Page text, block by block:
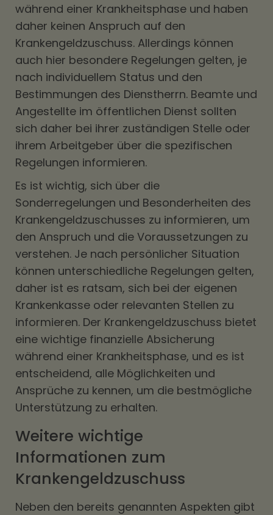
während einer Krankheitsphase und haben
daher keinen Anspruch auf den
Krankengeldzuschuss. Allerdings können
auch hier besondere Regelungen gelten, je
nach individuellem Status und den
Bestimmungen des Dienstherrn. Beamte und
Angestellte im öffentlichen Dienst sollten
sich daher bei ihrer zuständigen Stelle oder
ihrem Arbeitgeber über die spezifischen
Regelungen informieren.
Es ist wichtig, sich über die
Sonderregelungen und Besonderheiten des
Krankengeldzuschusses zu informieren, um
den Anspruch und die Voraussetzungen zu
verstehen. Je nach persönlicher Situation
können unterschiedliche Regelungen gelten,
daher ist es ratsam, sich bei der eigenen
Krankenkasse oder relevanten Stellen zu
informieren. Der Krankengeldzuschuss bietet
eine wichtige finanzielle Absicherung
während einer Krankheitsphase, und es ist
entscheidend, alle Möglichkeiten und
Ansprüche zu kennen, um die bestmögliche
Unterstützung zu erhalten.
Weitere wichtige
Informationen zum
Krankengeldzuschuss
Neben den bereits genannten Aspekten gibt